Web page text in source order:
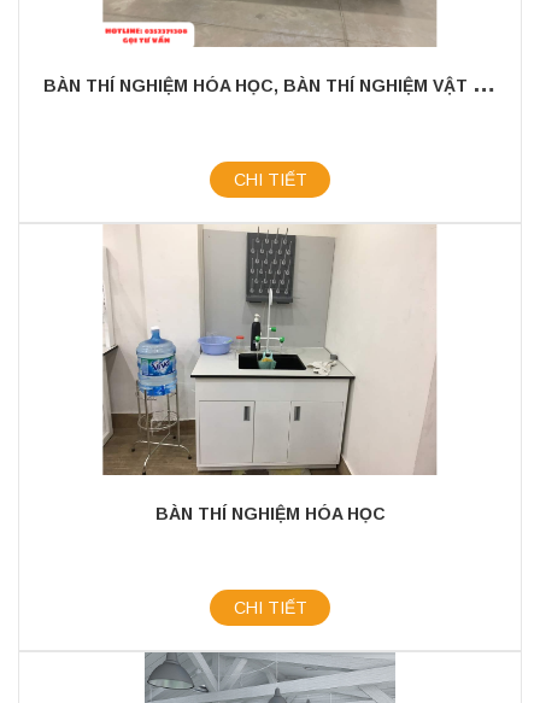
B
ÀN THÍ NGHIỆM HÓA HỌC, BÀN THÍ NGHIỆM VẬT LÝ, BÀN THÍ NGHIỆM GIÁO VIÊN, GHẾ HỌC SINH
CHI TIẾT
BÀN THÍ NGHIỆM HÓA HỌC
CHI TIẾT